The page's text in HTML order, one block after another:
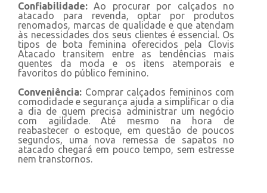
Confiabilidade:Ao procurar por calçados no
atacado para revenda, optar por produtos
renomados, marcas de qualidade e que atendam
às necessidades dos seus clientes é essencial. Os
tipos de bota feminina oferecidos pela Clovis
Atacado transitem entre as tendências mais
quentes da moda e os itens atemporais e
favoritos do público feminino.
Conveniência: Comprar calçados femininos com
comodidade e segurança ajuda a simplificar o dia
a dia de quem precisa administrar um negócio
com agilidade. Até mesmo na hora de
reabastecer o estoque, em questão de poucos
segundos, uma nova remessa de sapatos no
atacado chegará em pouco tempo, sem estresse
nem transtornos.